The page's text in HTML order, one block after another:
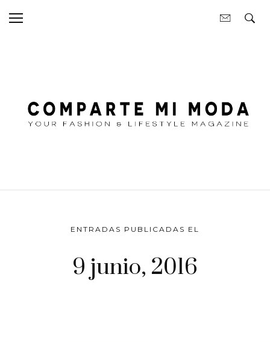
ENTRADAS PUBLICADAS EL
9 junio, 2016